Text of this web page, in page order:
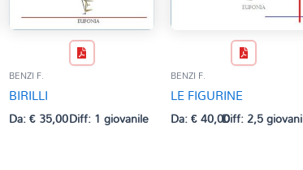
BENZI F.
BIRILLI
Da:€35,00Diff: 1 giovanile
BENZI F.
LE FIGURINE
Da:€40,00Diff: 2,5